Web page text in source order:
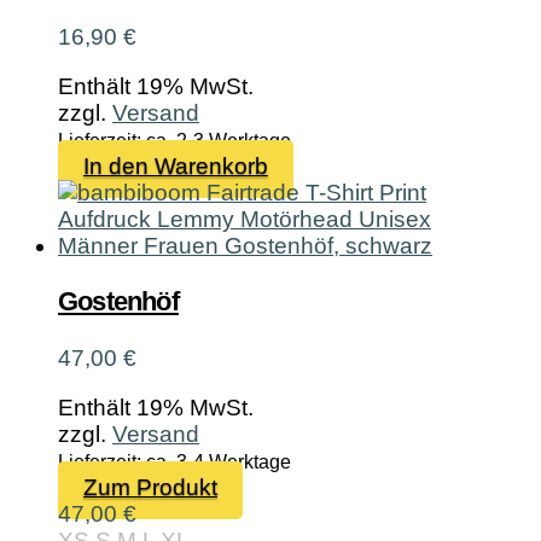
werden
16,90 €
Enthält 19% MwSt.
zzgl. Versand
Lieferzeit: ca. 2-3 Werktage
In den Warenkorb
Gostenhöf
47,00 €
Enthält 19% MwSt.
zzgl. Versand
Lieferzeit: ca. 3-4 Werktage
Zum Produkt
Produkt
47,00€